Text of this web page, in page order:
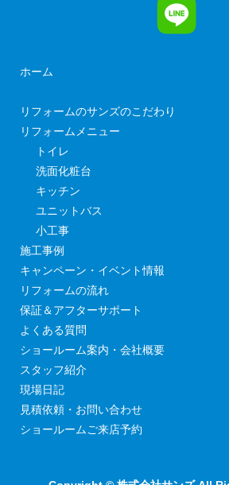
ホーム
リフォームのサンズのこだわり
リフォームメニュー
トイレ
洗面化粧台
キッチン
ユニットバス
小工事
施工事例
キャンペーン・イベント情報
リフォームの流れ
保証＆アフターサポート
よくある質問
ショールーム案内・会社概要
スタッフ紹介
現場日記
見積依頼・お問い合わせ
ショールームご来店予約